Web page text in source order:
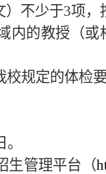
）不少于3项，
内的教授（
规定的体检要
。
生管理平台（